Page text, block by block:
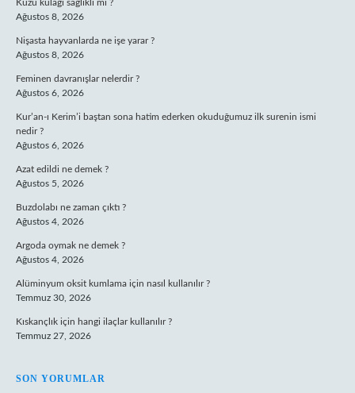
Kuzu kulağı sağlıklı mı ?
Ağustos 8, 2026
Nişasta hayvanlarda ne işe yarar ?
Ağustos 8, 2026
Feminen davranışlar nelerdir ?
Ağustos 6, 2026
Kur’an-ı Kerim’i baştan sona hatim ederken okuduğumuz ilk surenin ismi
nedir ?
Ağustos 6, 2026
Azat edildi ne demek ?
Ağustos 5, 2026
Buzdolabı ne zaman çıktı ?
Ağustos 4, 2026
Argoda oymak ne demek ?
Ağustos 4, 2026
Alüminyum oksit kumlama için nasıl kullanılır ?
Temmuz 30, 2026
Kıskançlık için hangi ilaçlar kullanılır ?
Temmuz 27, 2026
SON YORUMLAR